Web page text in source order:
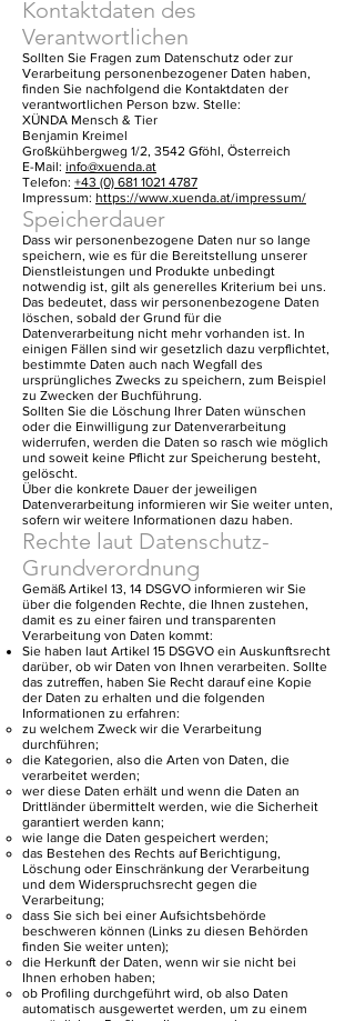
Kontaktdaten des
Verantwortlichen
Sollten Sie Fragen zum Datenschutz oder zur
Verarbeitung personenbezogener Daten haben,
finden Sie nachfolgend die Kontaktdaten der
verantwortlichen Person bzw. Stelle:
XÜNDA Mensch & Tier
Benjamin Kreimel
Großkühbergweg 1/2, 3542 Gföhl, Österreich
E-Mail: info@xuenda.at
Telefon: +43 (0) 681 1021 4787
Impressum: https://www.xuenda.at/impressum/
Speicherdauer
Dass wir personenbezogene Daten nur so lange
speichern, wie es für die Bereitstellung unserer
Dienstleistungen und Produkte unbedingt
notwendig ist, gilt als generelles Kriterium bei uns.
Das bedeutet, dass wir personenbezogene Daten
löschen, sobald der Grund für die
Datenverarbeitung nicht mehr vorhanden ist. In
einigen Fällen sind wir gesetzlich dazu verpflichtet,
bestimmte Daten auch nach Wegfall des
ursprüngliches Zwecks zu speichern, zum Beispiel
zu Zwecken der Buchführung.
Sollten Sie die Löschung Ihrer Daten wünschen
oder die Einwilligung zur Datenverarbeitung
widerrufen, werden die Daten so rasch wie möglich
und soweit keine Pflicht zur Speicherung besteht,
gelöscht.
Über die konkrete Dauer der jeweiligen
Datenverarbeitung informieren wir Sie weiter unten,
sofern wir weitere Informationen dazu haben.
Rechte laut Datenschutz-
Grundverordnung
Gemäß Artikel 13, 14 DSGVO informieren wir Sie
über die folgenden Rechte, die Ihnen zustehen,
damit es zu einer fairen und transparenten
Verarbeitung von Daten kommt:
Sie haben laut Artikel 15 DSGVO ein Auskunftsrecht
darüber, ob wir Daten von Ihnen verarbeiten. Sollte
das zutreffen, haben Sie Recht darauf eine Kopie
der Daten zu erhalten und die folgenden
Informationen zu erfahren:
zu welchem Zweck wir die Verarbeitung
durchführen;
die Kategorien, also die Arten von Daten, die
verarbeitet werden;
wer diese Daten erhält und wenn die Daten an
Drittländer übermittelt werden, wie die Sicherheit
garantiert werden kann;
wie lange die Daten gespeichert werden;
das Bestehen des Rechts auf Berichtigung,
Löschung oder Einschränkung der Verarbeitung
und dem Widerspruchsrecht gegen die
Verarbeitung;
dass Sie sich bei einer Aufsichtsbehörde
beschweren können (Links zu diesen Behörden
finden Sie weiter unten);
die Herkunft der Daten, wenn wir sie nicht bei
Ihnen erhoben haben;
ob Profiling durchgeführt wird, ob also Daten
automatisch ausgewertet werden, um zu einem